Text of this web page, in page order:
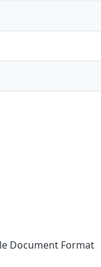
Document Format